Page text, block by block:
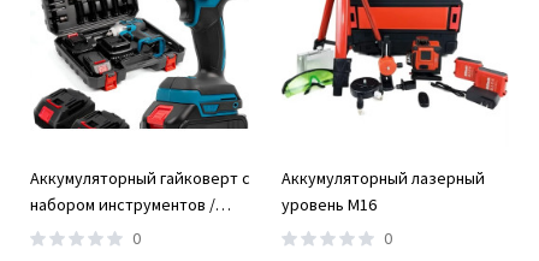
Аккумуляторный гайковерт с
набором инструментов /
Бесщеточный гайковерт 2
0
Аккумуляторный лазерный
уровень M16
0